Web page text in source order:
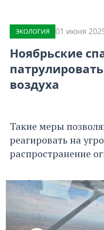
ЭКОЛОГИЯ 01 июня
Ноябрьские
воздуха
Такие меры
реагировать на
распространение